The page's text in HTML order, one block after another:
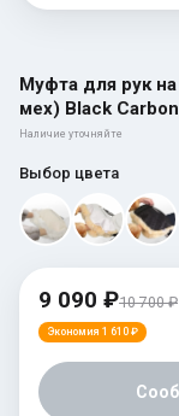
Муфта для рук
мех) Black Carbon
Наличие уточняйте
Выбор цвета
9 090 ₽10 700 ₽
Экономия 1 610 ₽